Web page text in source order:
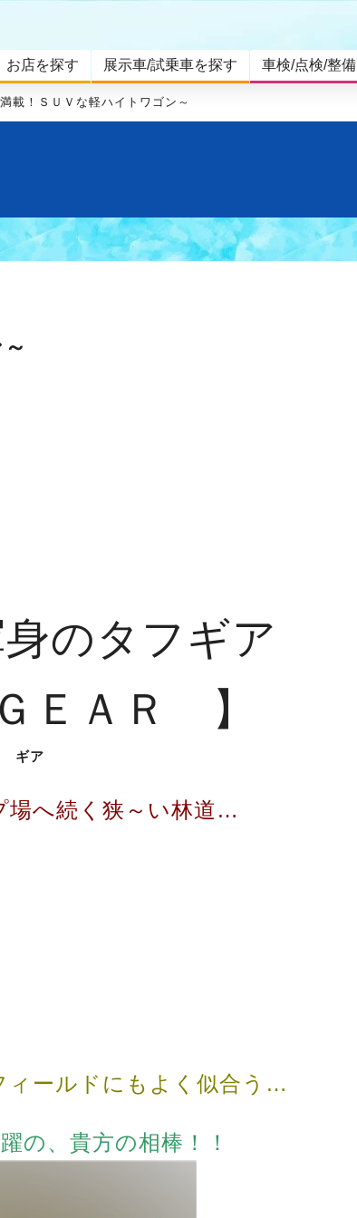
お店を探す 展示車/試乗車を探す 車検/点検/整備
載！ＳＵＶな軽ハイトワゴン～
のタフギア
ＥＡＲ 】
ギア
場へ続く狭～い林道…
ールドにもよく似合う…
の、貴方の相棒！！